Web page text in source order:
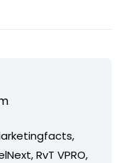
RvT VPRO,